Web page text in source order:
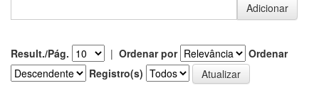
Result./Pág. | Ordenar por
Ordenar
Registro(s)